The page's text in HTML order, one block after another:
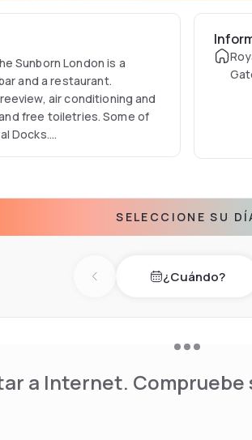
Sunborn London is a
and a restaurant.
air conditioning and
free toiletries. Some of
Docks.
SELECCIONE SU
Previous day¿Cuándo?
a Internet.